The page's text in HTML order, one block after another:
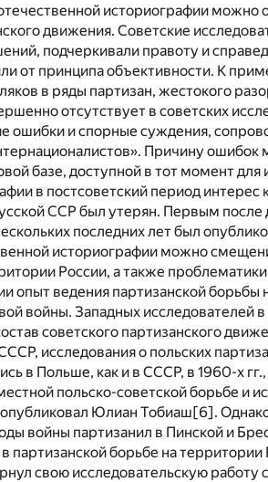
историографии можно
движения. Советские
подчеркивали правоту и
от принципа объективности. К
в ряды партизан, жестокого
отсутствует в советских
ошибки и спорные суждения,
Причину
базе, доступной в тот момент для
в постсоветский период
ССР был утерян. Первым после
последних лет был
историографии можно
России, а также
опыт ведения партизанской
войны. Западных исследователей
советского партизанского
исследования о польских
в Польше, как и в СССР, в 1960-х
польско-советской борьбе и
опубликовал Юлиан Тобиаш[6].
войны партизанил в Пинской и
партизанской борьбе на
свою исследовательскую